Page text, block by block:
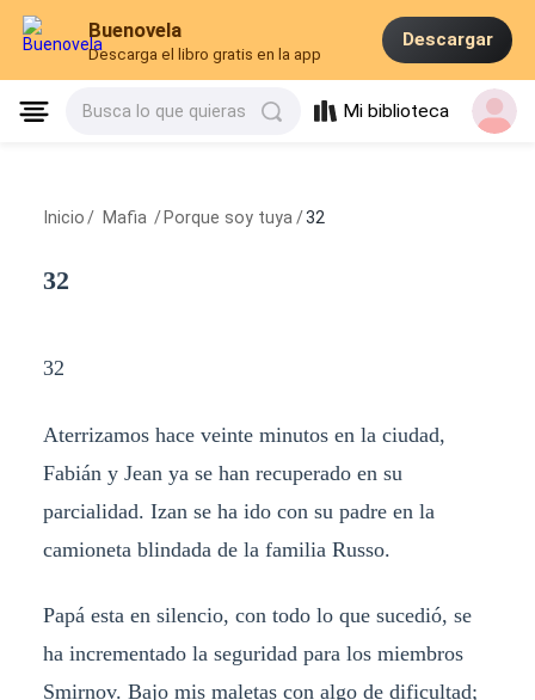
Buenovela
Descarga el libro gratis en la app
Descargar
Busca lo que quieras Mi biblioteca
Inicio / Mafia / Porque soy tuya /32
32
32
Aterrizamos hace veinte minutos en la ciudad,
Fabián y Jean ya se han recuperado en su
parcialidad. Izan se ha ido con su padre en la
camioneta blindada de la familia Russo.
Papá esta en silencio, con todo lo que sucedió, se
ha incrementado la seguridad para los miembros
Smirnov. Bajo mis maletas con algo de dificultad;